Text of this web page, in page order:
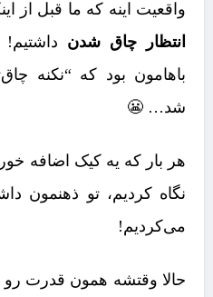
واقعیت اینه که ما قبل از
انتظار چاق شدن
باهامون بود که “نکنه
شد… 😬
هر بار که یه کیک اضافه
نگاه کردیم، تو ذهنمون
می‌کردیم!
حالا وقتشه همون قدرت رو